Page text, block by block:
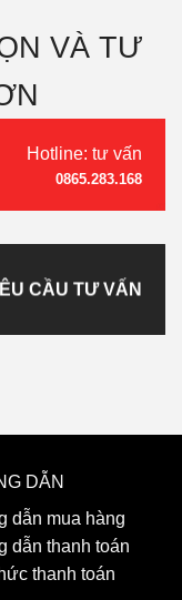
VÀ TƯ
Hotline: tư vấn
0865.283.168
CẦU TƯ VẤN
DẪN
dẫn mua hàng
dẫn thanh toán
thanh toán